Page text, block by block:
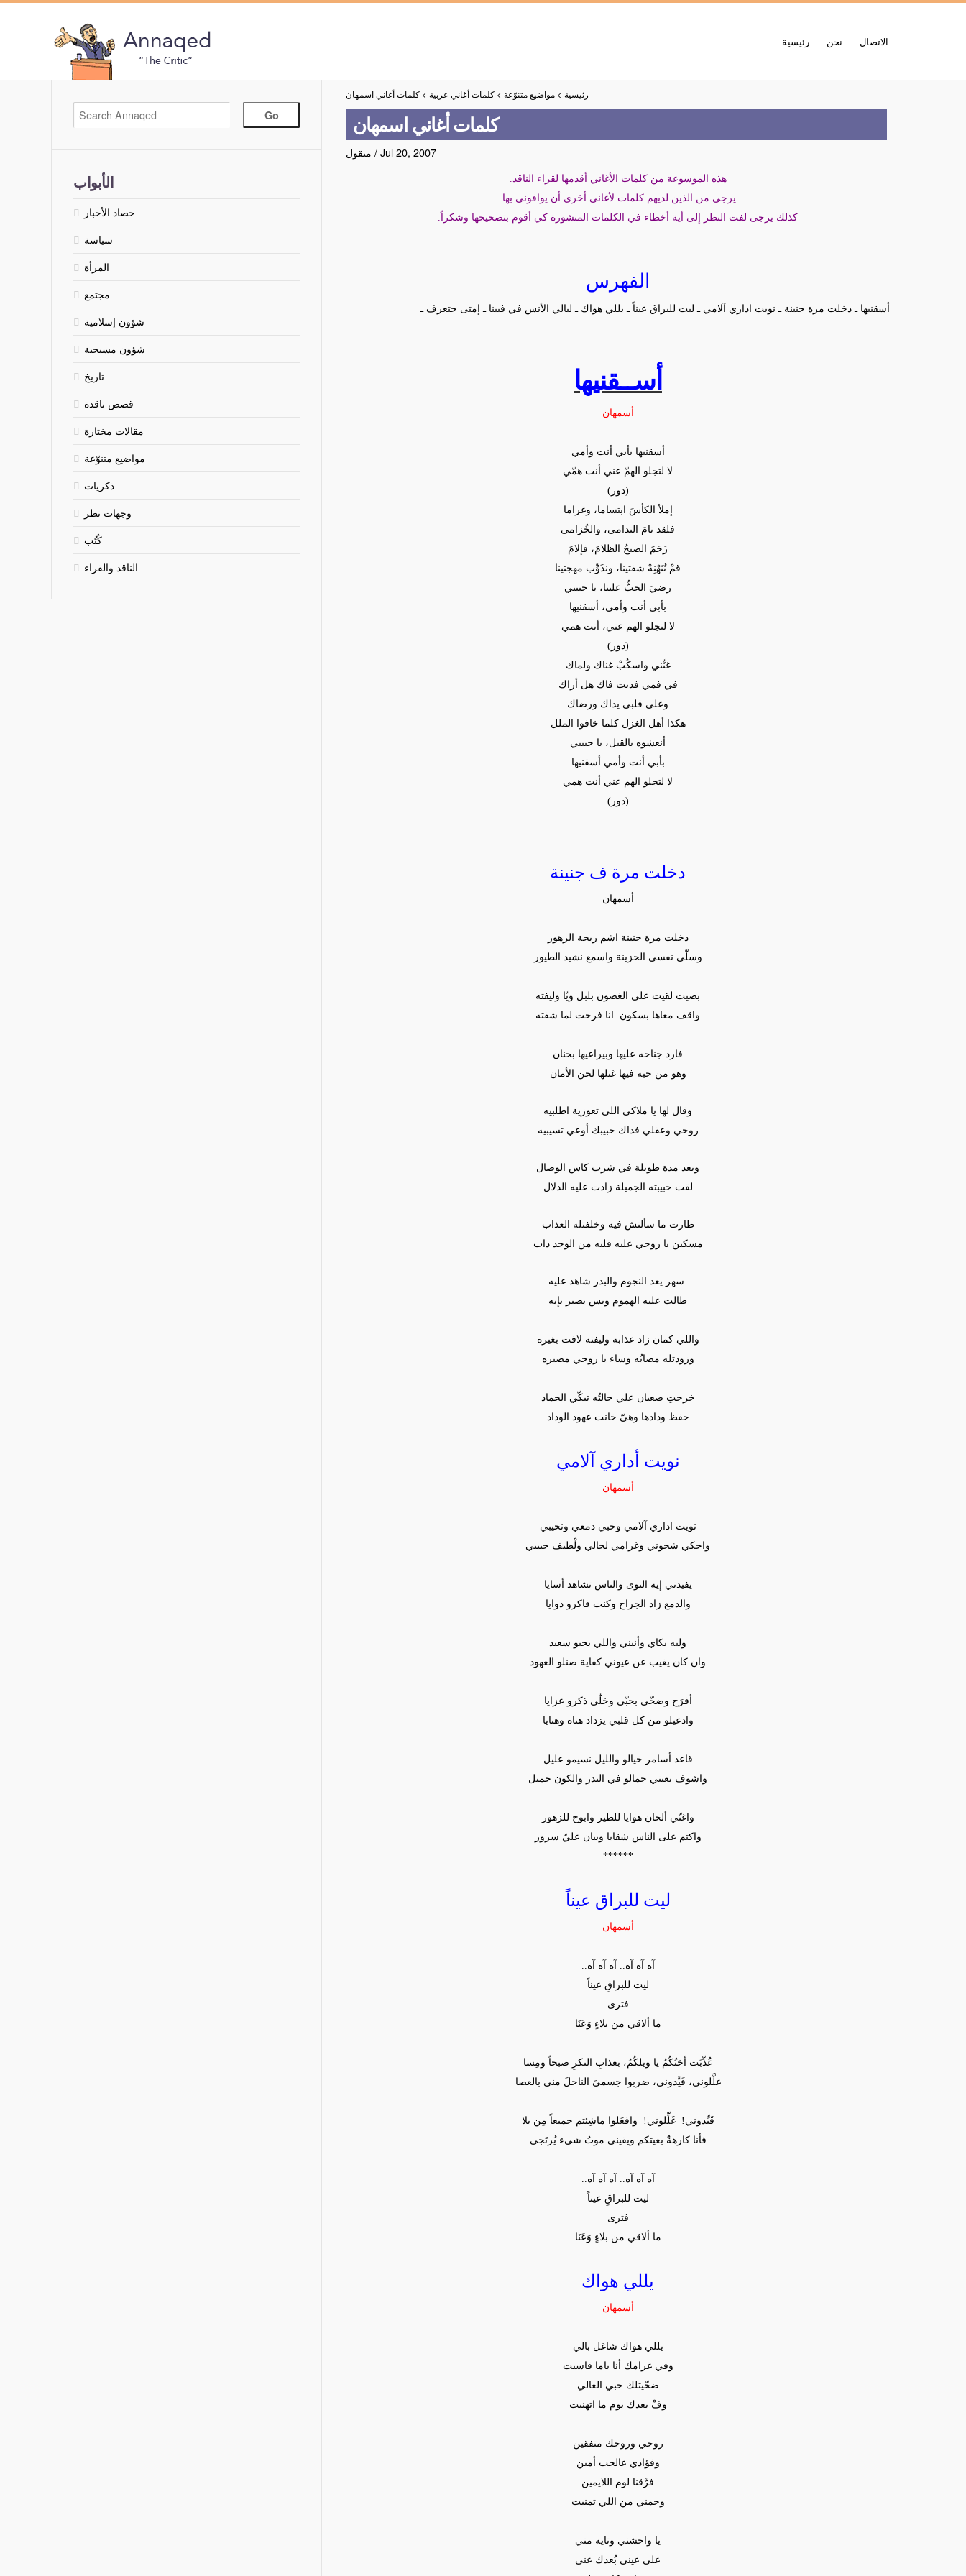
رئيسية نحن الاتصال
الأبواب
حصاد الأخبار
سياسة
المرأة
مجتمع
شؤون إسلامية
شؤون مسيحية
تاريخ
قصص ناقدة
مقالات مختارة
مواضيع متنوّعة
ذكريات
وجهات نظر
كُتُب
الناقد والقراء
رئيسية >مواضيع متنوّعة >كلمات أغاني عربية >كلمات أغاني اسمهان
كلمات أغاني اسمهان
منقول /Jul 20, 2007
هذه الموسوعة من كلمات الأغاني أقدمها لقراء الناقد.
يرجى من الذين لديهم كلمات لأغاني أخرى أن يوافوني بها.
كذلك يرجى لفت النظر إلى أية أخطاء في الكلمات المنشورة كي أقوم بتصحيحها وشكراً.
الفهرس
أسقنيها ـ دخلت مرة جنينة ـ نويت اداري آلامي ـ ليت للبراق عيناً ـ يللي هواك ـ ليالي الأنس في فيينا ـ إمتى حتعرف ـ
أســقنيها
أسمهان
أسقنيها بأبي أنت وأمي
لا لتجلو الهمّ عني أنت همّي
(دور)
إملأ الكأسَ ابتساما، وغراما
فلقد نامَ الندامى، والخُزامى
زَحَمَ الصبحُ الظلامَ، فإلامَ
قمْ نُنَهْنِهْ شفتينا، ونذَوِّب مهجتينا
رضيَ الحبُّ علينا، يا حبيبي
بأبي أنت وأمي، أسقنيها
لا لتجلو الهم عني، أنت همي
(دور)
غنِّني واسكُبْ غناك ولماك
في فمي فديت فاك هل أراك
وعلى قلبي يداك ورضاك
هكذا أهل الغزل كلما خافوا الملل
أنعشوه بالقبل، يا حبيبي
بأبي أنت وأمي أسقنيها
لا لتجلو الهم عني أنت همي
(دور)
دخلت مر ة ف جنينة
أسمهان
دخلت مرة جنينة اشم ريحة الزهور
وسلّي نفسي الحزينة واسمع نشيد الطيور
بصيت لقيت على الغصون بلبل ويّا وليفته
واقف معاها بسكون
انا فرحت لما شفته
فارد جناحه عليها وبيراعيها بحنان
وهو من حبه فيها غنلها لحن الأمان
وقال لها يا ملاكي اللي تعوزية اطلبيه
روحي وعقلي فداك حبيبك أوعي تسيبيه
وبعد مدة طويلة في شرب كاس الوصال
لقت حبيبته الجميلة زادت عليه الدلال
طارت ما سألتش فيه وخلفتله العذاب
مسكين يا روحي عليه قلبه من الوجد داب
سهر يعد النجوم والبدر شاهد عليه
طالت عليه الهموم وبس يصبر بإيه
واللي كمان زاد عذابه وليفته لافت بغيره
وزودتله مصابُه وساء يا روحي مصيره
خرجتِ صعبان علي حالتُه تبكّي الجماد
حفظ ودادها وهيّ خانت عهود الوداد
نويت أداري آلامي
أسمهان
نويت اداري آلامي وخبي دمعي ونحيبي
واحكي شجوني وغرامي لحالي ولْطيف حبيبي
يفيدني إيه النوى والناس تشاهد أسايا
والدمع زاد الجراح وكنت فاكرو دوايا
وليه بكاي وأنيني واللي بحبو سعيد
وان كان يغيب عن عيوني كفاية صنلو العهود
أفرَح وضحّي بحبّي وخلّي ذكرو عزايا
وادعيلو من كل قلبي يزداد هناه وهنايا
قاعد أسامر خيالو والليل نسيمو عليل
واشوف بعيني جمالو في البدر والكون جميل
واغنّي ألحان هوايا للطير وابوح للزهور
واكتم على الناس شقايا ويبان عليّ سرور
******
ليت للبراق عيناً
أسمهان
آه آه آه.. آه آه آه..
ليت للبراقِ عيناً
فترى
ما ألاقي من بلاءٍ وَعَنَا
عُذِّبَت أختُكُمُ يا ويلكُمُ، بعذابِ النكرِ صبحاً ومِسا
غلَّلوني، قَيَّدوني، ضربوا جسميَ الناحلَ مني بالعصا
قَيِّدوني! غَلِّلوني!
وافعَلوا ماشِئتم جميعاً مِن بلا
فأنا كارهةٌ بغيتكم ويقيني موتُ شيء يُرتَجى
آه آه آه.. آه آه آه..
ليت للبراقِ عيناً
فترى
ما ألاقي من بلاءٍ وَعَنَا
يللي هواك
أسمهان
يللي هواك شاغل بالي
وفي غرامك أنا ياما قاسيت
ضحّيتلك حبي الغالي
وفْ بعدك يوم ما اتهنيت
روحي وروحك متفقين
وفؤادي عالحب أمين
فرَّقنا لوم اللايمين
وحمني من اللي تمنيت
يا واحشني وتايه مني
على عيني بُعدك عني